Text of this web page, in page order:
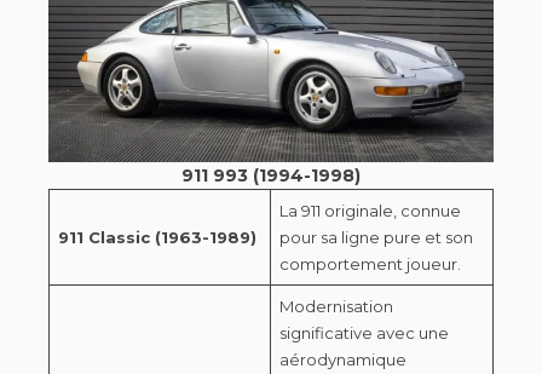
911 993 (1994-1998)
911 Classic (1963-1989)
La 911 originale, connue
pour sa ligne pure et son
comportement joueur.
Modernisation
significative avec une
aérodynamique